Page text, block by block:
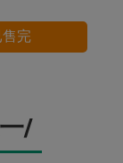
售完
/